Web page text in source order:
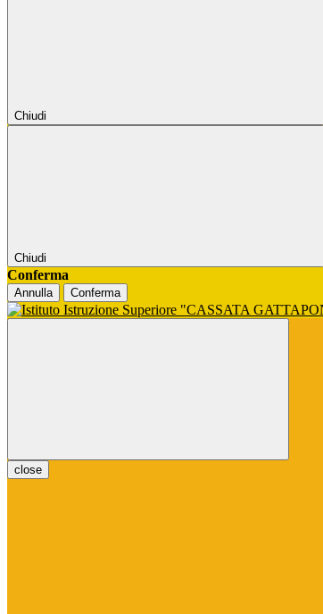
Chiudi
Chiudi
Conferma
Annulla Conferma
close